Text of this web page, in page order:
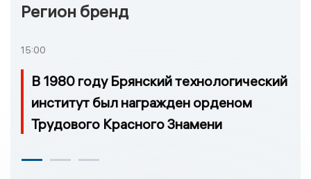
Регион бренд
15:00
В 1980 году Брянский технологический
институт был награжден орденом
Трудового Красного Знамени